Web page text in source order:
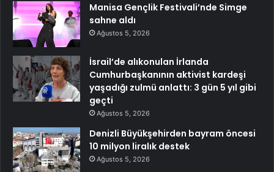
Manisa Gençlik Festivali’nde Simge
sahne aldı
Ağustos 5, 2026
İsrail’de alıkonulan İrlanda
Cumhurbaşkanının aktivist kardeşi
yaşadığı zulmü anlattı: 3 gün 5 yıl gibi
geçti
Ağustos 5, 2026
Denizli Büyükşehirden bayram öncesi
10 milyon liralık destek
Ağustos 5, 2026